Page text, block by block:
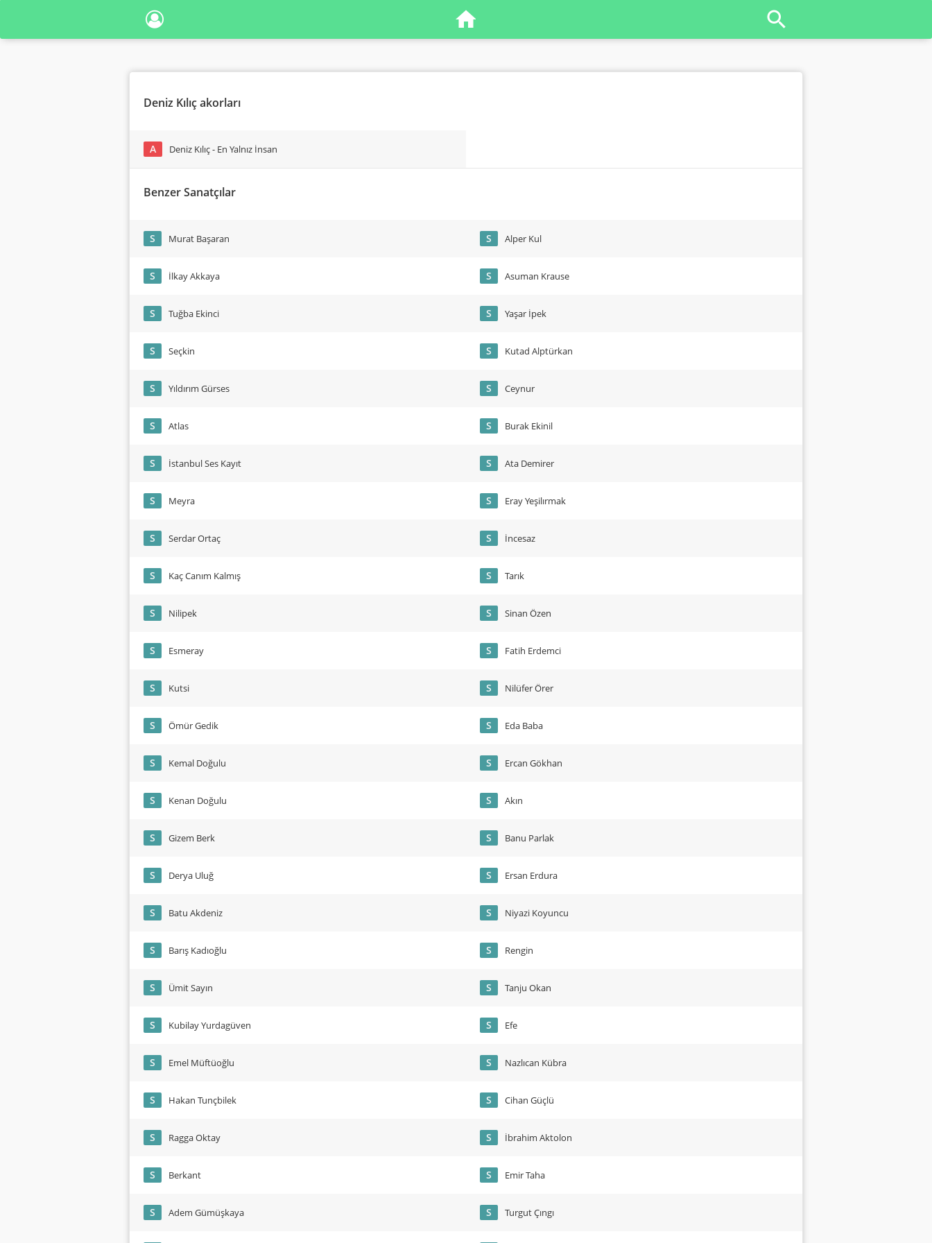
Deniz Kılıç akorları
A Deniz Kılıç - En Yalnız İnsan
Benzer Sanatçılar
S Murat Başaran
S İlkay Akkaya
S Tuğba Ekinci
S Seçkin
S Yıldırım Gürses
S Atlas
S İstanbul Ses Kayıt
S Meyra
S Serdar Ortaç
S Kaç Canım Kalmış
S Nilipek
S Esmeray
S Kutsi
S Ömür Gedik
S Kemal Doğulu
S Kenan Doğulu
S Gizem Berk
S Derya Uluğ
S Batu Akdeniz
S Barış Kadıoğlu
S Ümit Sayın
S Kubilay Yurdagüven
S Emel Müftüoğlu
S Hakan Tunçbilek
S Ragga Oktay
S Berkant
S Adem Gümüşkaya
S Alper Kul
S Asuman Krause
S Yaşar İpek
S Kutad Alptürkan
S Ceynur
S Burak Ekinil
S Ata Demirer
S Eray Yeşilırmak
S İncesaz
S Tarık
S Sinan Özen
S Fatih Erdemci
S Nilüfer Örer
S Eda Baba
S Ercan Gökhan
S Akın
S Banu Parlak
S Ersan Erdura
S Niyazi Koyuncu
S Rengin
S Tanju Okan
S Efe
S Nazlıcan Kübra
S Cihan Güçlü
S İbrahim Aktolon
S Emir Taha
S Turgut Çıngı